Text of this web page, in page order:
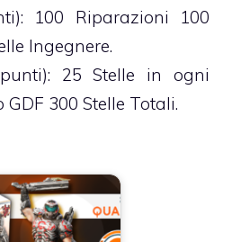
100 Riparazioni 100
Ingegnere.
25 Stelle in ogni
300 Stelle Totali.